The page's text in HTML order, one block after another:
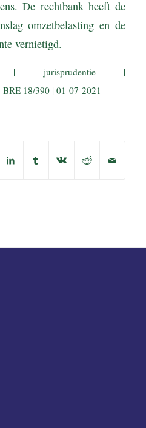
De rechtbank heeft de
omzetbelasting en de
vernietigd.
| jurisprudentie |
18/390 | 01-07-2021